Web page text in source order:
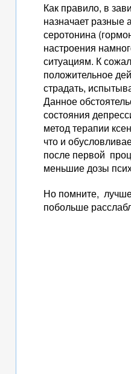
Как правило, в
назначает разные
серотонина
настроения
ситуациям. К
положительное
страдать,
Данное
состояния
метод терапии
что и
после первой
меньшие дозы
Но помните,
побольше